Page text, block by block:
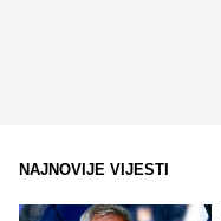
NAJNOVIJE VIJESTI